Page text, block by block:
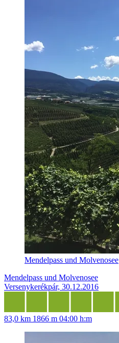
Mendelpass und Molvenosee
Mendelpass und Molvenosee
Versenykerékpár, 30.12.2016
83,0 km 1866 m 04:00 h:m